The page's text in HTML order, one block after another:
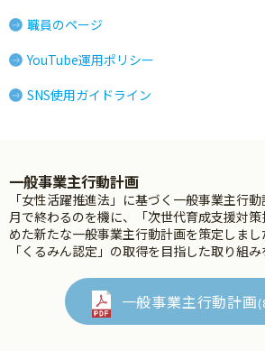
職員のページ
YouTube運用ポリシー
SNS使用ガイドライン
一般事業主行動計画
「女性活躍推進法」に基づく一般事業主行
月で終わるのを機に、「次世代育成支援対
めた新たな一般事業主行動計画を策定しまし
「くるみん認定」の取得を目指した取り組み
一般事業主行動計画